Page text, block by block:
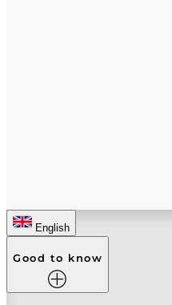
English
Good to know